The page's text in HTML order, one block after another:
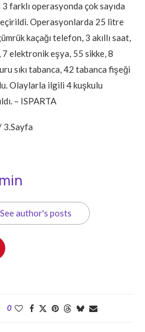
farklı operasyonda çok sayıda
Operasyonlarda 25 litre
kaçağı telefon, 3 akıllı saat,
elektronik eşya, 55 sikke, 8
sıkı tabanca, 42 tabanca fişeği
Olaylarla ilgili 4 kuşkulu
– ISPARTA
3.Sayfa
See author's posts
0